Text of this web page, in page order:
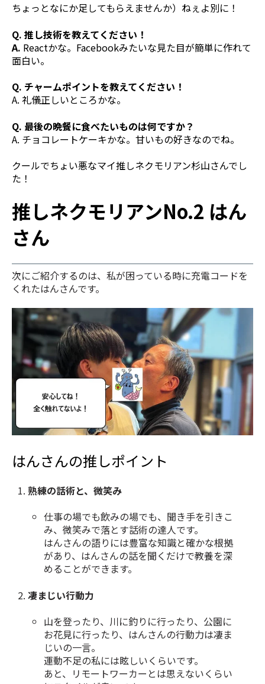
ちょっとなにか足してもらえませんか）ねぇよ別に！
Q. 推し技術を教えてください！
A. Reactかな。Facebookみたいな見た目が簡単に作れて
面白い。
Q. チャームポイントを教えてください！
A. 礼儀正しいところかな。
Q. 最後の晩餐に食べたいものは何ですか？
A. チョコレートケーキかな。甘いもの好きなのでね。
クールでちょい悪なマイ推しネクモリアン杉山さんでし
た！
推しネクモリアンNo.2 はん
さん
次にご紹介するのは、私が困っている時に充電コードを
くれたはんさんです。
はんさんの推しポイント
熟練の話術と、微笑み
仕事の場でも飲みの場でも、聞き手を引きこ
み、微笑みで落とす話術の達人です。
はんさんの語りには豊富な知識と確かな根拠
があり、はんさんの話を聞くだけで教養を深
めることができます。
凄まじい行動力
山を登ったり、川に釣りに行ったり、公園に
お花見に行ったり、はんさんの行動力は凄ま
じいの一言。
運動不足の私には眩しいくらいです。
あと、リモートワーカーとは思えないくらい